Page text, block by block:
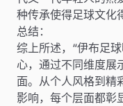
种传承使得足球文化
总结：
综上所述，“伊布足
心，通过不同维度展
面。从个人风格到精
影响，每个层面都彰